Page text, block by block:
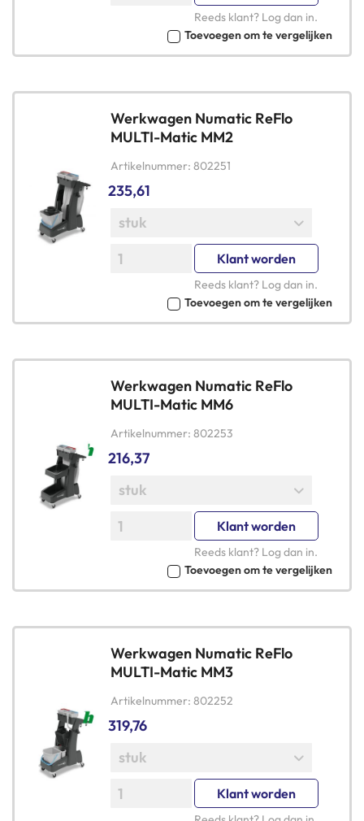
Reeds klant? Log dan in.
Toevoegen om te vergelijken
Werkwagen Numatic ReFlo
MULTI-Matic MM2
Artikelnummer 802251
235,61
Klant worden
Reeds klant? Log dan in.
Toevoegen om te vergelijken
Werkwagen Numatic ReFlo
MULTI-Matic MM6
Artikelnummer 802253
216,37
Klant worden
Reeds klant? Log dan in.
Toevoegen om te vergelijken
Werkwagen Numatic ReFlo
MULTI-Matic MM3
Artikelnummer 802252
319,76
Klant worden